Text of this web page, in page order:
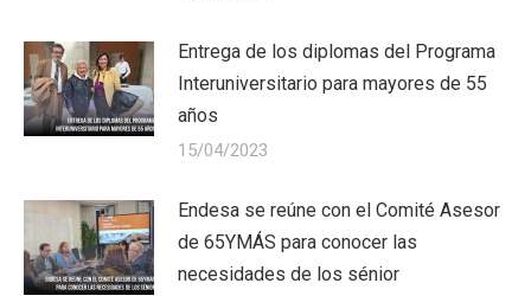
Entrega de los diplomas del Programa
Interuniversitario para mayores de 55
años
15/04/2023
Endesa se reúne con el Comité Asesor
de 65YMÁS para conocer las
necesidades de los sénior